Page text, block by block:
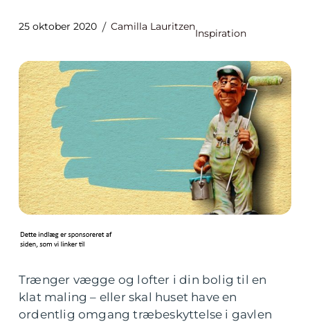
25 oktober 2020 Camilla Lauritzen
Inspiration
Trænger vægge og lofter i din bolig til en
klat maling – eller skal huset have en
ordentlig omgang træbeskyttelse i gavlen